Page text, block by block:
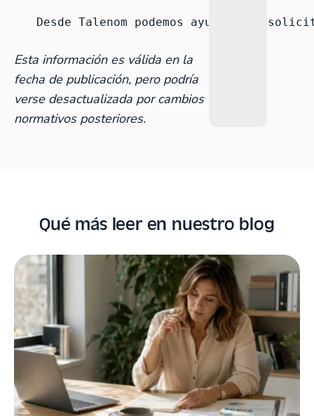
Desde Talenom podemos ayudarte a
Esta información es válida en la
fecha de publicación, pero podría
verse desactualizada por cambios
normativos posteriores.
Qué más leer en nuestro blog